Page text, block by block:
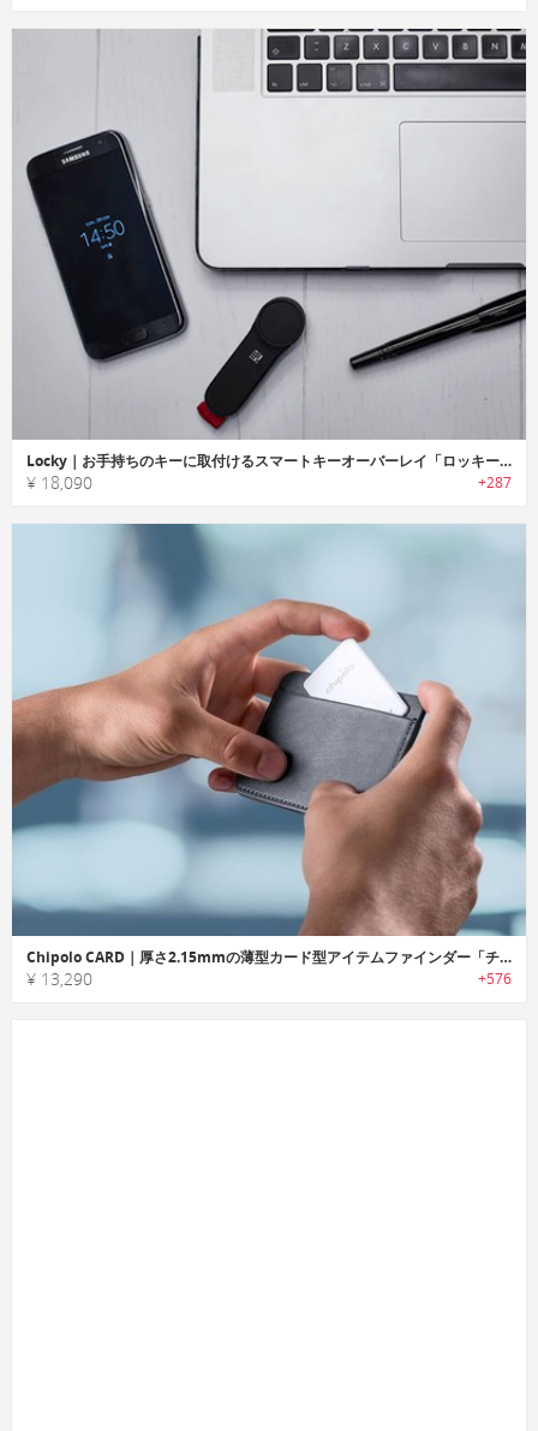
Locky｜お手持ちのキーに取付けるスマートキーオーバーレイ「ロッキー」
¥ 18,090 +287
Chipolo CARD｜厚さ2.15mmの薄型カード型アイテムファインダー「チポロカード」
¥ 13,290 +576